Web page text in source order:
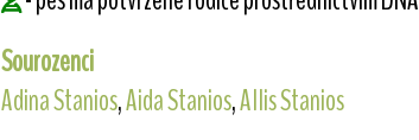
Sourozenci
Adina Stanios,Aida Stanios,Allis Stanios